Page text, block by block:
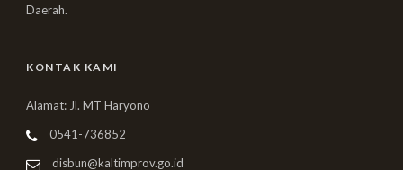
Daerah.
KONTAK KAMI
Alamat: Jl. MT Haryono
0541-736852
disbun@kaltimprov.go.id